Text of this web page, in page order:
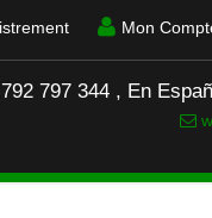
Mon
797 344 , En